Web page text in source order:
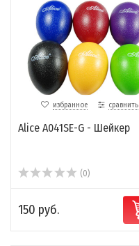
избранное сравнить
Alice A041SE-G - Шейкер
(0)
150 руб.